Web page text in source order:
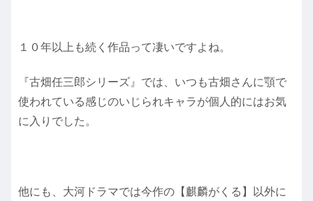
１０年以上も続く作品って凄いですよね。
『古畑任三郎シリーズ』では、いつも古畑さんに顎で
使われている感じのいじられキャラが個人的にはお気
に入りでした。
他にも、大河ドラマでは今作の【麒麟がくる】以外に